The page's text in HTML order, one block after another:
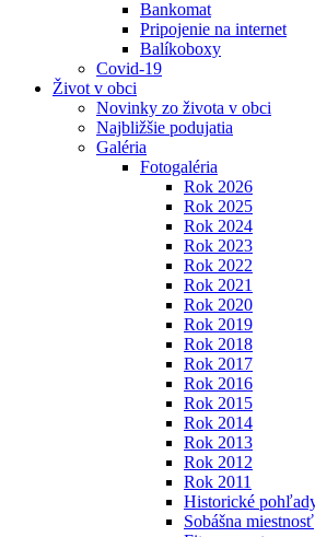
Bankomat
Pripojenie na internet
Balíkoboxy
Covid-19
Život v obci
Novinky zo života v obci
Najbližšie podujatia
Galéria
Fotogaléria
Rok 2026
Rok 2025
Rok 2024
Rok 2023
Rok 2022
Rok 2021
Rok 2020
Rok 2019
Rok 2018
Rok 2017
Rok 2016
Rok 2015
Rok 2014
Rok 2013
Rok 2012
Rok 2011
Historické
Sobášna miestnosť